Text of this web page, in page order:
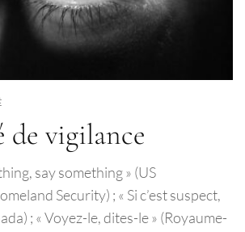
de vigilance
say something » (US
Security) ; « Si c’est suspect,
; « Voyez-le, dites-le » (Royaume-